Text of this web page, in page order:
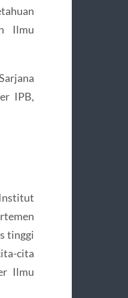
Ilmu
IPB,
tinggi
cita
Ilmu